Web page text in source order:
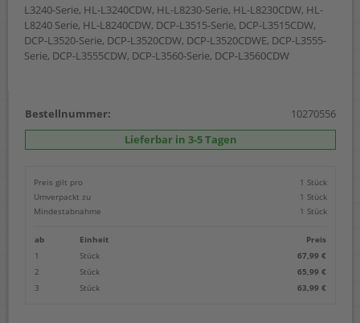
L3240-Serie, HL-L3240CDW, HL-L8230-Serie, HL-L8230CDW, HL-
L8240 Serie, HL-L8240CDW, DCP-L3515-Serie, DCP-L3515CDW,
DCP-L3520-Serie, DCP-L3520CDW, DCP-L3520CDWE, DCP-L3555-
Serie, DCP-L3555CDW, DCP-L3560-Serie, DCP-L3560CDW
Bestellnummer:
10270556
Lieferbar in 3-5 Tagen
Preis gilt pro
1 Stück
Umverpackt zu
1 Stück
Mindestabnahme
1 Stück
ab Einheit
Preis
1
Stück
67,99 €
2
Stück
65,99 €
3
Stück 63,99 €